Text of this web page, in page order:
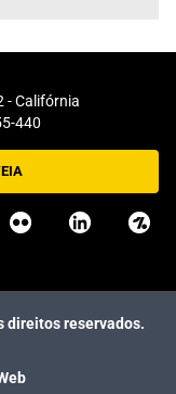
- Califórnia
440
direitos reservados.